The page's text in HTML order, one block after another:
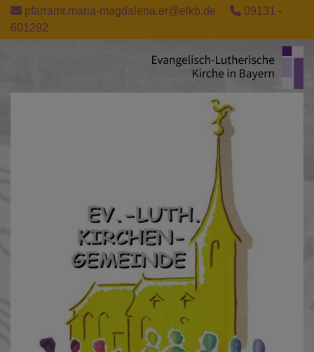
Direkt
zum
Inhalt
pfarramt.maria-magdalena.er@elkb.de
09131 -
601292